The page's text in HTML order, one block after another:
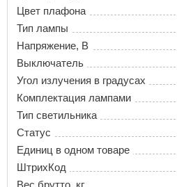
Цвет плафона
Тип лампы
Напряжение, В
Выключатель
Угол излучения в градусах
Комплектация лампами
Тип светильника
Статус
Единиц в одном товаре
ШтрихКод
Вес брутто, кг